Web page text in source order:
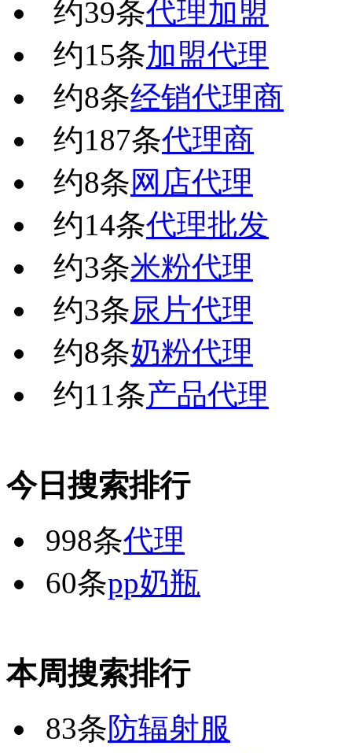
约39条代理加盟
约15条加盟代理
约8条经销代理商
约187条代理商
约8条网店代理
约14条代理批发
约3条米粉代理
约3条尿片代理
约8条奶粉代理
约11条产品代理
今日搜索排行
998条代理
60条pp奶瓶
本周搜索排行
83条防辐射服